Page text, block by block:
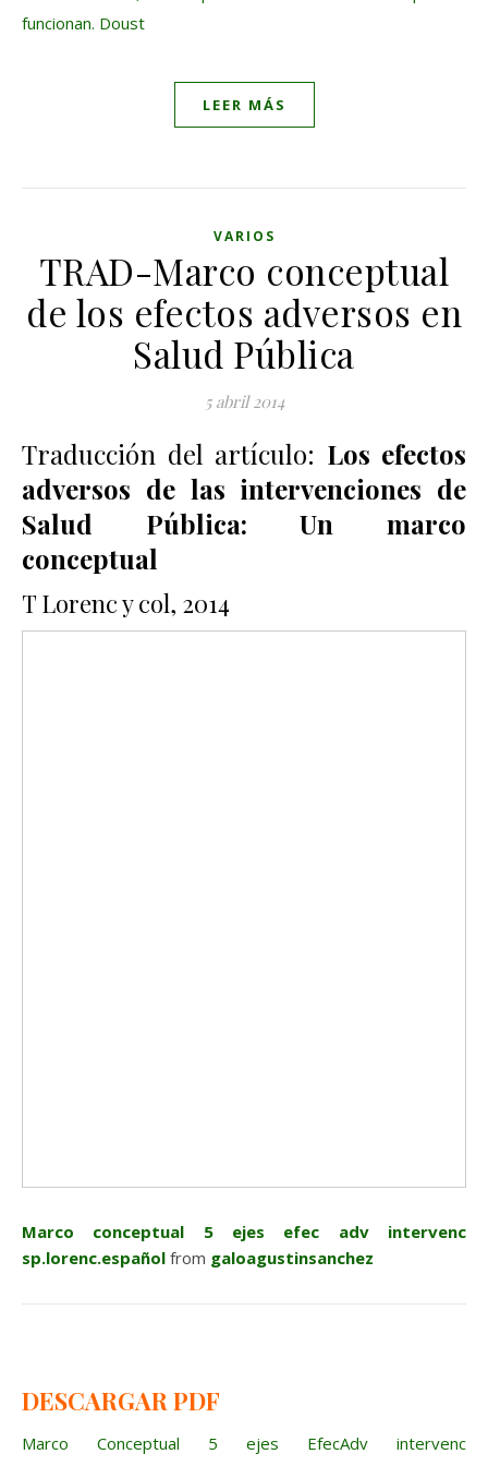
funcionan. Doust
LEER MÁS
VARIOS
TRAD-Marco conceptual
de los efectos adversos en
Salud Pública
5 abril 2014
Traducción del artículo: Los efectos
adversos de las intervenciones de
Salud Pública: Un marco
conceptual
T Lorenc y col, 2014
Marco conceptual 5 ejes efec adv intervenc
sp.lorenc.español from galoagustinsanchez
DESCARGAR PDF
Marco Conceptual 5 ejes EfecAdv intervenc